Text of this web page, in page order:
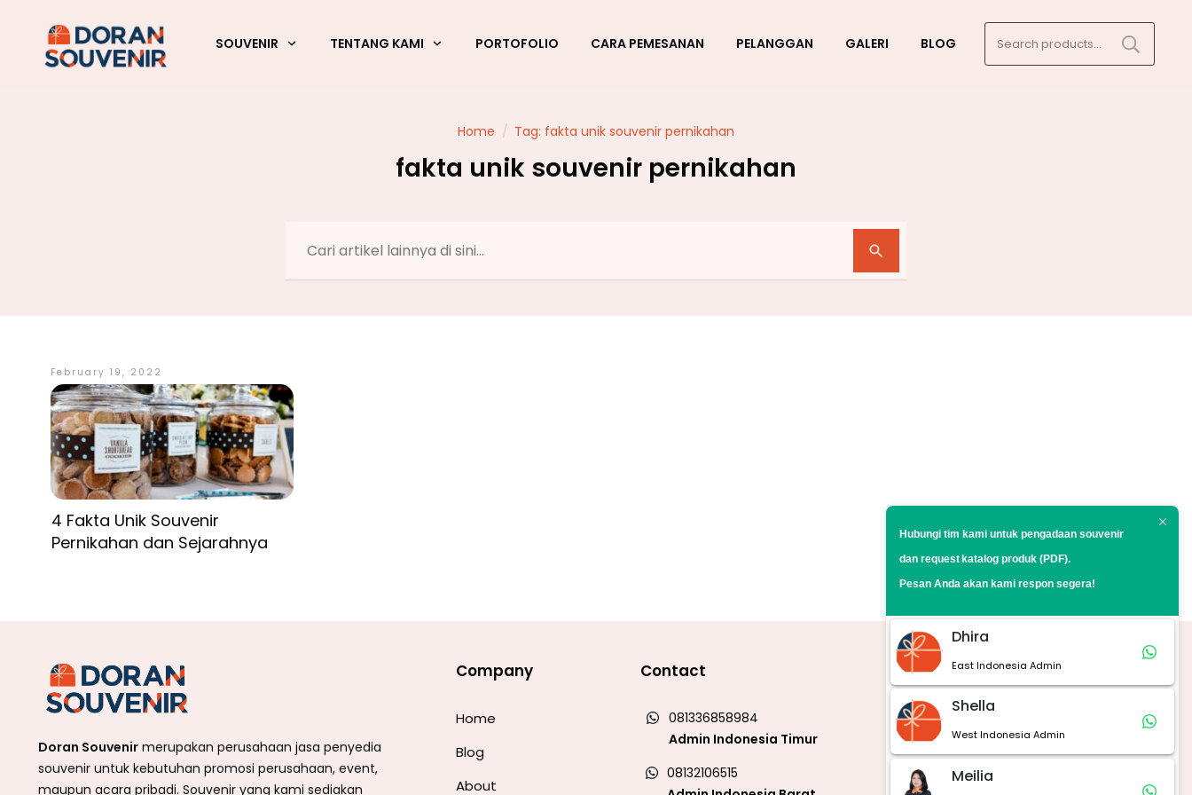
SOUVENIR TENTANG KAMI PORTOFOLIO CARA PEMESANAN PELANGGAN GALERI BLOG
for:
Home / Tag: fakta unik souvenir pernikahan
fakta unik souvenir pernikahan
February 19, 2022
4 Fakta Unik Souvenir
Pernikahan dan Sejarahnya
Doran Souvenir merupakan perusahaan jasa penyedia
souvenir untuk kebutuhan promosi perusahaan, event,
maupun acara pribadi. Souvenir yang kami sediakan
Company
Home
Blog
About
Contact
081336858984
Admin Indonesia Timur
08132106515
Marketplace
Hubungi tim kami untuk pengadaan souvenir
dan requestkatalog produk (PDF).
Pesan Anda akan kami respon segera!
Dhira
East Indonesia Admin
Shella
West Indonesia Admin
Meilia